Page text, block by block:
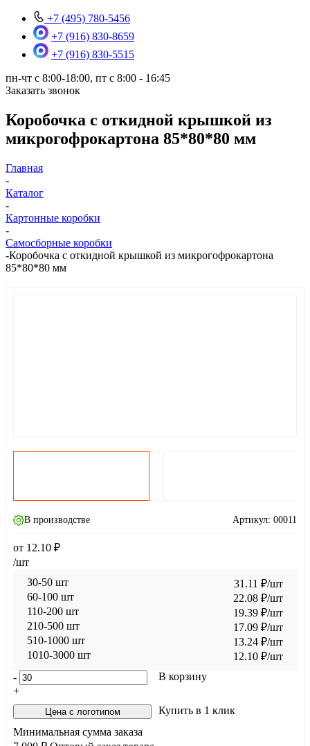
+7 (495) 780-5456
+7 (916) 830-8659
+7 (916) 830-5515
пн-чт c 8:00-18:00, пт с 8:00 - 16:45
Заказать звонок
Коробочка с откидной крышкой из
микрогофрокартона 85*80*80 мм
Главная
-
Каталог
-
Картонные коробки
-
Самосборные коробки
-Коробочка с откидной крышкой из микрогофрокартона
85*80*80 мм
В производстве Артикул: 00011
от 12.10 ₽
/шт
30-50 шт
31.11 ₽/шт
60-100 шт
22.08 ₽/шт
110-200 шт
19.39 ₽/шт
210-500 шт
17.09 ₽/шт
510-1000 шт
13.24 ₽/шт
1010-3000 шт
12.10 ₽/шт
-
+
В корзину
Цена с логотипом
Купить в 1 клик
Минимальная сумма заказа